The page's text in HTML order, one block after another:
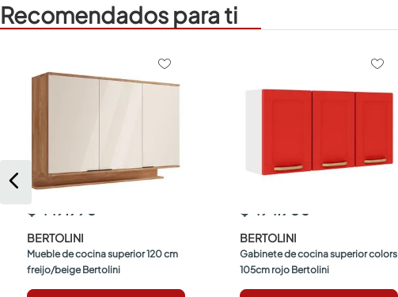
Recomendados para ti
$ 449.990
BERTOLINI
Mueble de cocina superior 120 cm
freijo/beige Bertolini
$ 494.900
BERTOLINI
Gabinete de cocina superior colors
105cm rojo Bertolini